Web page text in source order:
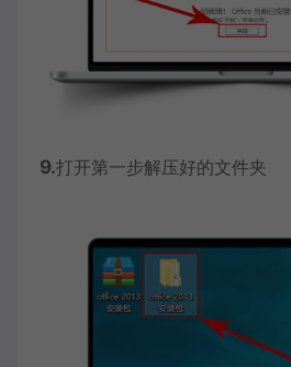
9.打开第一步解压好的文件夹